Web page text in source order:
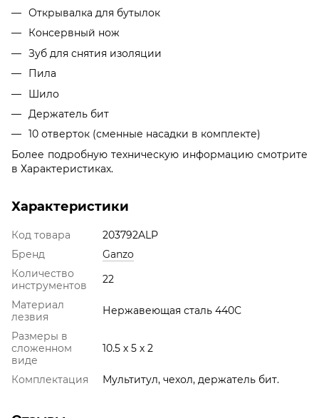
Открывалка для бутылок
Консервный нож
Зуб для снятия изоляции
Пила
Шило
Держатель бит
10 отверток (сменные насадки в комплекте)
Более подробную техническую информацию смотрите
в Характеристиках.
Характеристики
Код товара
203792ALP
Бренд
Ganzo
Количество
инструментов
22
Материал
лезвия
Нержавеющая сталь 440С
Размеры в
сложенном
виде
10.5 х 5 х 2
Комплектация Мультитул, чехол, держатель бит.